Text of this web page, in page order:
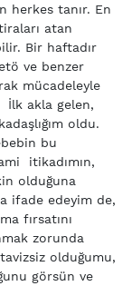
herkes tanır. En
atan
Bir haftadır
ve benzer
mücadeleyle
İlk akla gelen,
oldu.
bu
itikadımın,
olduğuna
ifade edeyim de,
fırsatını
zorunda
olduğumu,
görsün ve